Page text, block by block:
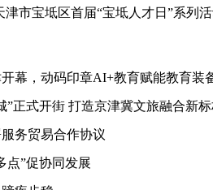
幕，动码印章AI+教育赋能教育装
”正式开街 打造京津冀文旅融合新
务贸易合作协议
”促协同发展